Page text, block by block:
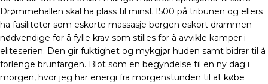
Drømmehallen skal ha plass til minst 1500 på tribunen og ellers
ha fasiliteter som eskorte massasje bergen eskort drammen
nødvendige for å fylle krav som stilles for å avvikle kamper i
eliteserien. Den gir fuktighet og mykgjør huden samt bidrar til å
forlenge brunfargen. Blot som en begyndelse til en ny dag i
morgen, hvor jeg har energi fra morgenstunden til at købe